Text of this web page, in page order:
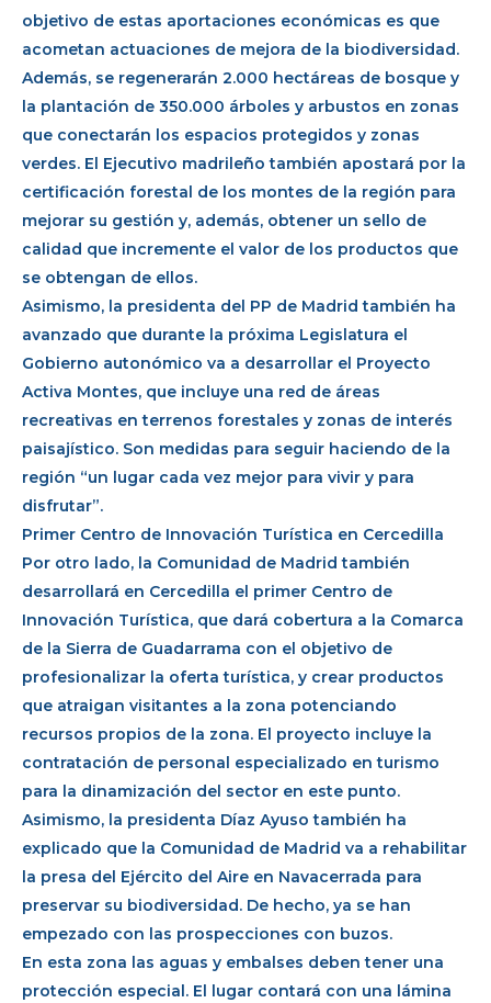
objetivo de estas aportaciones económicas es que
acometan actuaciones de mejora de la biodiversidad.
Además, se regenerarán 2.000 hectáreas de bosque y
la plantación de 350.000 árboles y arbustos en zonas
que conectarán los espacios protegidos y zonas
verdes. El Ejecutivo madrileño también apostará por la
certificación forestal de los montes de la región para
mejorar su gestión y, además, obtener un sello de
calidad que incremente el valor de los productos que
se obtengan de ellos.
Asimismo, la presidenta del PP de Madrid también ha
avanzado que durante la próxima Legislatura el
Gobierno autonómico va a desarrollar el Proyecto
Activa Montes, que incluye una red de áreas
recreativas en terrenos forestales y zonas de interés
paisajístico. Son medidas para seguir haciendo de la
región “un lugar cada vez mejor para vivir y para
disfrutar”.
Primer Centro de Innovación Turística en Cercedilla
Por otro lado, la Comunidad de Madrid también
desarrollará en Cercedilla el primer Centro de
Innovación Turística, que dará cobertura a la Comarca
de la Sierra de Guadarrama con el objetivo de
profesionalizar la oferta turística, y crear productos
que atraigan visitantes a la zona potenciando
recursos propios de la zona. El proyecto incluye la
contratación de personal especializado en turismo
para la dinamización del sector en este punto.
Asimismo, la presidenta Díaz Ayuso también ha
explicado que la Comunidad de Madrid va a rehabilitar
la presa del Ejército del Aire en Navacerrada para
preservar su biodiversidad. De hecho, ya se han
empezado con las prospecciones con buzos.
En esta zona las aguas y embalses deben tener una
protección especial. El lugar contará con una lámina